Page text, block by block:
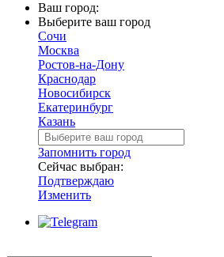
Ваш город:
Выберите ваш город
Сочи
Москва
Ростов-на-Дону
Краснодар
Новосибирск
Екатеринбург
Казань
Запомнить город
Сейчас выбран:
Подтверждаю
Изменить